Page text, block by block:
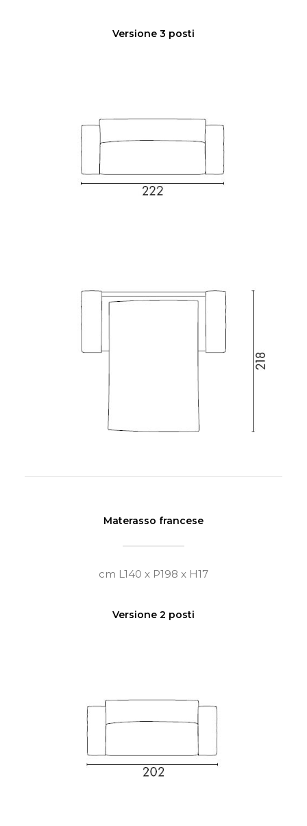
Versione 3 posti
Materasso francese
cm L140 x P198 x H17
Versione 2 posti